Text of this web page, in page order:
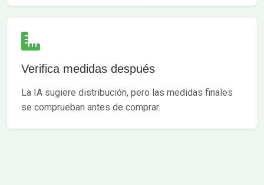
Verifica medidas después
La IA sugiere distribución, pero las medidas finales
se comprueban antes de comprar.